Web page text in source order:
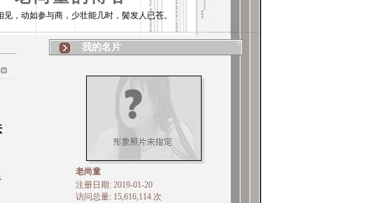
见，动如参与商，少壮能几时，鬓发人已苍。
我的名片
老尚童
注册日期: 2019-01-20
访问总量: 15,616,114 次